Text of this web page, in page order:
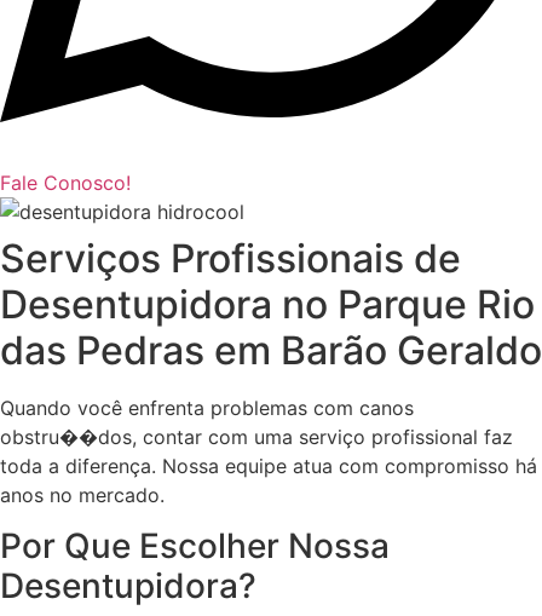
Fale Conosco!
Serviços Profissionais de
Desentupidora no Parque Rio
das Pedras em Barão Geraldo
Quando você enfrenta problemas com canos
obstru��dos, contar com uma serviço profissional faz
toda a diferença. Nossa equipe atua com compromisso há
anos no mercado.
Por Que Escolher Nossa
Desentupidora?